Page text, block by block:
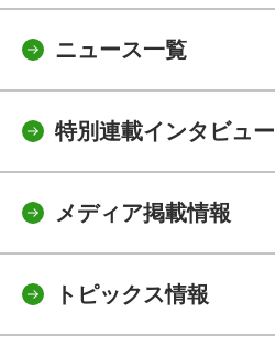
ニュース一覧
特別連載インタビュー
メディア掲載情報
トピックス情報